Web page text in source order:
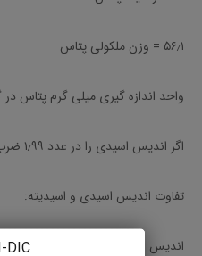
۵۶٫۱ = وزن ملکولی پتاس
واحد اندازه گیری میلی گرم پتاس
اگر اندیس اسیدی را در عدد ۱٫۹۹ ضرب نماییم اسیدیته بدست می آید.
تفاوت اندیس اسیدی و اسیدیته:
اندیس اسیدی عبارتست از تعدادDIC